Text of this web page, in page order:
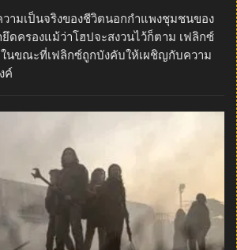
ามเป็นจริงของชีวิตนอกกำแพงชุมชนของ
ดครองแม้ว่าโฮปจะสงวนไว้ก็ตาม เฟลิกซ์
นขณะที่เฟลิกซ์ถูกบังคับให้เผชิญกับความ
ค์